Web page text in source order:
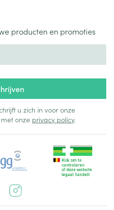
producten en promoties
u zich in voor onze
onze privacy policy.